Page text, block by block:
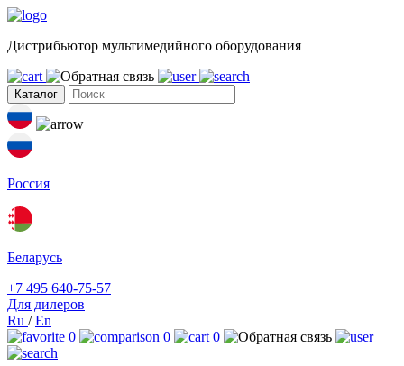
Дистрибьютор мультимедийного оборудования
Каталог
Россия
Беларусь
+7 495 640-75-57
Для дилеров
Ru /En
0
0 0